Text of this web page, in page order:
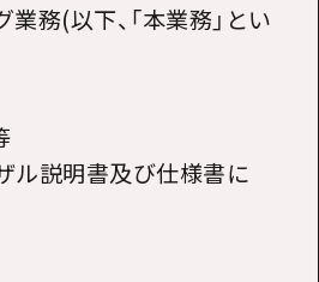
務(以下、「本業務」とい
ル説明書及び仕様書に